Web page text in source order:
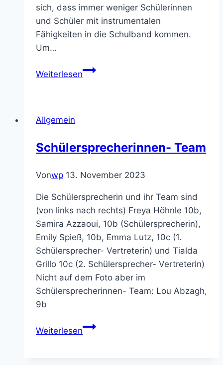
sich, dass immer weniger Schülerinnen
und Schüler mit instrumentalen
Fähigkeiten in die Schulband kommen.
Um…
WeiterlesenGroßzügige
Freundeskreis
neue
Allgemein
Schülersprecherinnen- Team
Vonwp 13. November 2023
Die Schülersprecherin und ihr Team sind
(von links nach rechts) Freya Höhnle 10b,
Samira Azzaoui, 10b (Schülersprecherin),
Emily Spieß, 10b, Emma Lutz, 10c (1.
Schülersprecher- Vertreterin) und Tialda
Grillo 10c (2. Schülersprecher- Vertreterin)
Nicht auf dem Foto aber im
Schülersprecherinnen- Team: Lou Abzagh,
9b
WeiterlesenSchülersprecherinnen-